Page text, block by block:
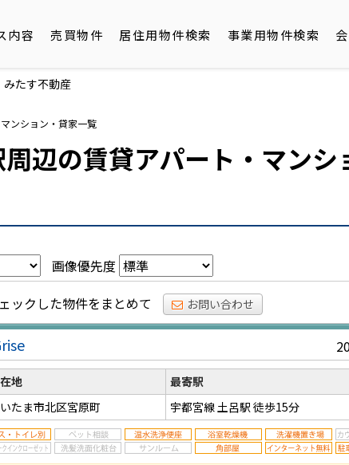
内容 売買物件 居住用物件検索 事業用物件検索
みたす不動産
ンション・貸家一覧
辺の賃貸アパート・マンシ
画像優先度
ックした物件をまとめて お問い合わせ
地 最寄駅
たま市北区宮原町
宇都宮線 土呂駅 徒歩15分